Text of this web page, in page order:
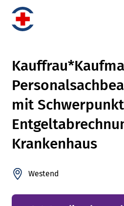
mit Schwerpunkt
Krankenhaus
Westend